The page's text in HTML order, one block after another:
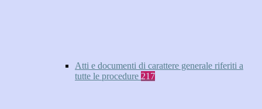
Atti e documenti di carattere generale riferiti a
tutte le procedure 217